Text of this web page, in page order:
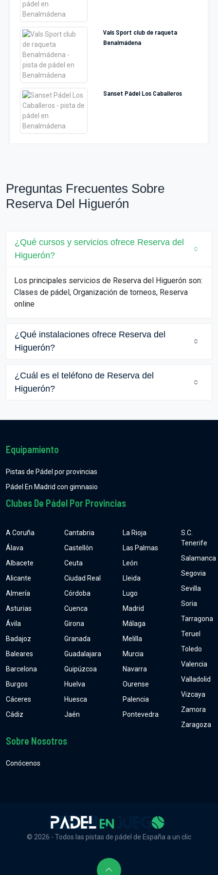
Vals Sport club de raqueta
Benalmádena
Sanset Pádel Los Caballeros
Preguntas Frecuentes Sobre
Reserva Del Higuerón
¿Qué cursos y servicios ofrece Reserva del
Higuerón?
Los principales servicios de Reserva del Higuerón son:
Clases de pádel, Organización de torneos, Reserva
online
¿Qué instalaciones ofrece Reserva del
Higuerón?
¿Cuál es el teléfono de Reserva del
Higuerón?
Equipamiento
Pistas de Pádel por provincias
Pádel En Madrid con gimnasio
Clubes De Pádel Por Provincias
A Coruña
Álava
Albacete
Alicante
Almería
Asturias
Ávila
Badajoz
Baleares
Barcelona
Burgos
Cáceres
Cádiz
Cantabria
Castellón
Ceuta
Ciudad Real
Córdoba
Cuenca
Girona
Granada
Guadalajara
Guipúzcoa
Huelva
Huesca
Jaén
La Rioja
Las Palmas
León
Lleida
Lugo
Madrid
Málaga
Melilla
Murcia
Navarra
Ourense
Palencia
Pontevedra
S.C.
Tenerife
Salamanca
Segovia
Sevilla
Soria
Tarragona
Teruel
Toledo
Valencia
Valladolid
Vizcaya
Zamora
Zaragoza
Sobre Nosotros
Conócenos
© 2026 - Todos las pistas de pádel de España a un clic